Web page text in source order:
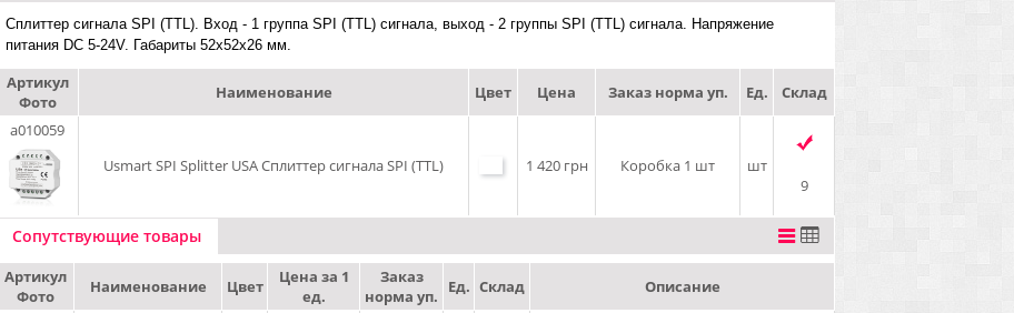
Сплиттер сигнала SPI (TTL). Вход - 1 группа SPI (TTL) сигнала, выход - 2 группы SPI (TTL) сигнала. Напряжение
питания DC 5-24V. Габариты 52х52х26 мм.
Артикул
Фото
Наименование Цвет Цена Заказ норма уп. Ед.
Склад
a010059
Usmart SPI Splitter USA Сплиттер сигнала SPI (TTL)
1 420 грн Коробка 1 шт
шт
9
Сопутствующие товары
Артикул
Фото
Наименование Цвет
Цена за 1
ед.
Заказ
норма уп.
Ед. Склад Описание